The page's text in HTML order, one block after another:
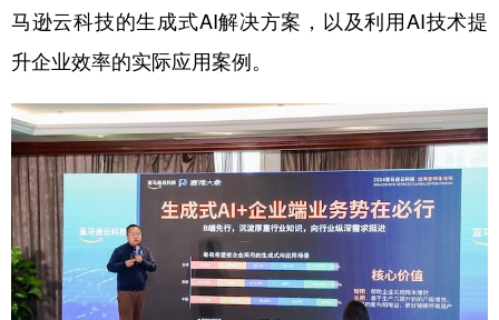
法律 中央文件 金融 汽车
食品 人居
学术中国 乡村振兴 银龄 溯源中国
城市 旅游 能源 会展
彩票 娱乐 时尚 悦读
公益 一带一路 亚太网
文化产业
马逊云科技的生成式AI解决方案，以及利用AI技术提
升企业效率的实际应用案例。